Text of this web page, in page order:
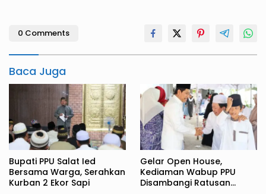
0 Comments
Baca Juga
Bupati PPU Salat Ied
Bersama Warga, Serahkan
Kurban 2 Ekor Sapi
Gelar Open House,
Kediaman Wabup PPU
Disambangi Ratusan